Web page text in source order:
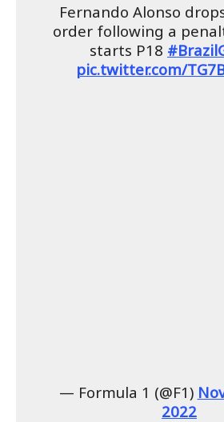
Fernando Alonso
order following a
starts P18
pic.twitter.com/
— Formula 1 (@F1)
2022